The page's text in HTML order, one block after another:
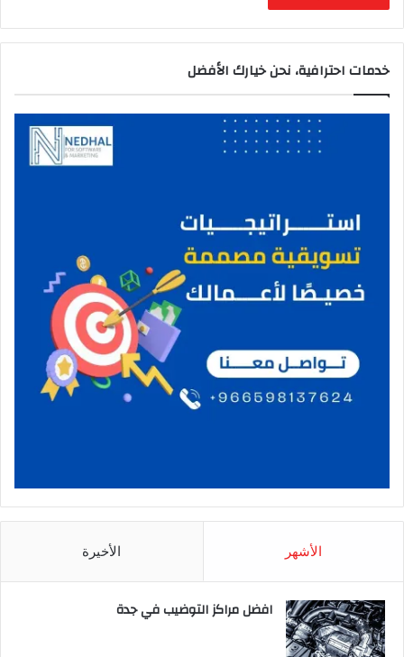
خدمات احترافية، نحن خيارك الأفضل
الأشهر الأخيرة
افضل مراكز التوضيب في جدة